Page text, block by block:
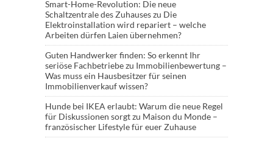
Smart-Home-Revolution: Die neue
Schaltzentrale des Zuhauseszu Die
Elektroinstallation wird repariert – welche
Arbeiten dürfen Laien übernehmen?
Guten Handwerker finden: So erkennt Ihr
seriöse Fachbetriebezu Immobilienbewertung –
Was muss ein Hausbesitzer für seinen
Immobilienverkauf wissen?
Hunde bei IKEA erlaubt: Warum die neue Regel
für Diskussionen sorgtzu Maison du Monde –
französischer Lifestyle für euer Zuhause